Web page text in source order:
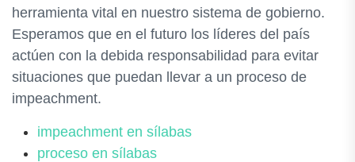
herramienta vital en nuestro sistema de gobierno.
Esperamos que en el futuro los líderes del país
actúen con la debida responsabilidad para evitar
situaciones que puedan llevar a un proceso de
impeachment.
impeachment en sílabas
proceso en sílabas